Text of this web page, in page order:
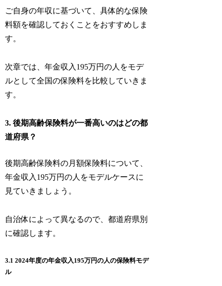
ご自身の年収に基づいて、具体的な保険
料額を確認しておくことをおすすめしま
す。
次章では、年金収入195万円の人をモデ
ルとして全国の保険料を比較していきま
す。
3. 後期高齢保険料が一番高いのはどの都
道府県？
後期高齢保険料の月額保険料について、
年金収入195万円の人をモデルケースに
見ていきましょう。
自治体によって異なるので、都道府県別
に確認します。
3.1 2024年度の年金収入195万円の人の保険料モデ
ル